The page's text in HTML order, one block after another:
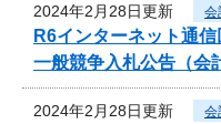
2024年2月28日更新 会
R6インターネット通
一般競争入札公告（会
2024年2月28日更新 会